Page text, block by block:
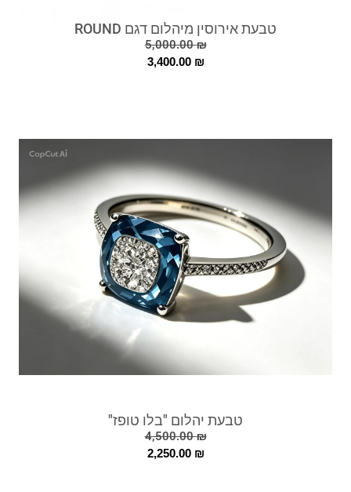
טבעת אירוסין מיהלום דגם ROUND
5,000.00₪
3,400.00 ₪
טבעת יהלום "בלו טופז"
4,500.00₪
2,250.00 ₪